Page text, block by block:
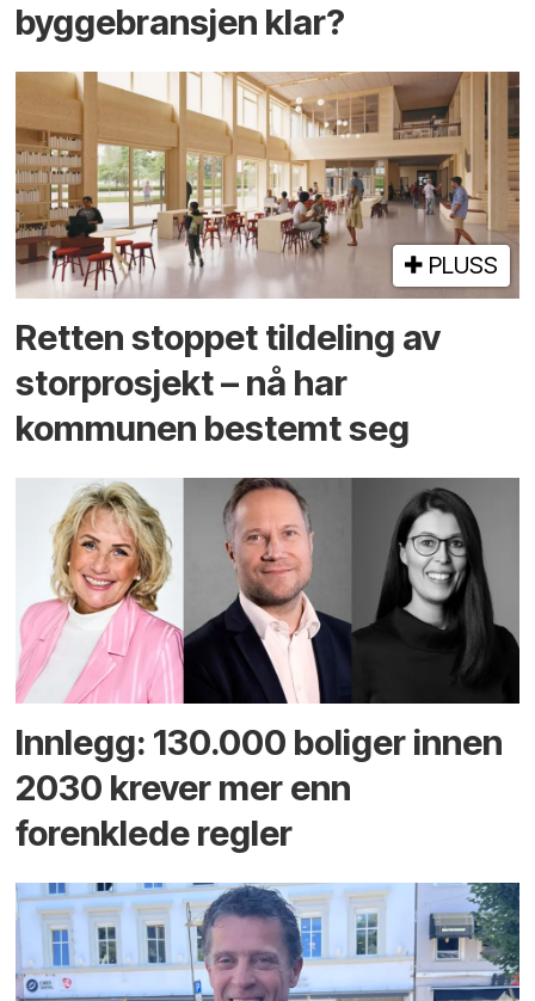
byggebransjen klar?
PLUSS
Retten stoppet tildeling av
storprosjekt – nå har
kommunen bestemt seg
Innlegg: 130.000 boliger innen
2030 krever mer enn
forenklede regler